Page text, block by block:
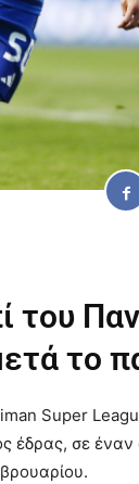
του
το
Super
έδρας, σε